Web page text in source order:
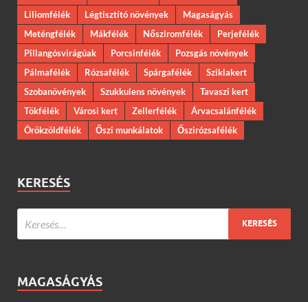
Liliomfélék
Légtisztító növények
Magaságyás
Meténgfélék
Mákfélék Nősziromfélék
Perjefélék
Pillangósvirágúak
Porcsinfélék
Pozsgás növények
Pálmafélék
Rózsafélék Spárgafélék
Sziklakert
Szobanövények
Szukkulens növények
Tavaszi kert
Tökfélék
Városi kert Zellerfélék
Árvacsalánfélék
Örökzöldfélék
Őszi munkálatok Őszirózsafélék
KERESÉS
MAGASÁGYÁS